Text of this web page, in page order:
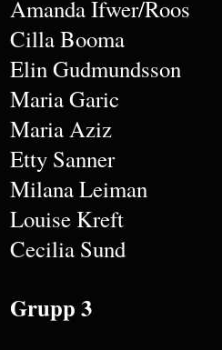
Amanda Ifwer/Roos
Cilla Booma
Elin Gudmundsson
Maria Garic
Maria Aziz
Etty Sanner
Milana Leiman
Louise Kreft
Cecilia Sund
Grupp 3